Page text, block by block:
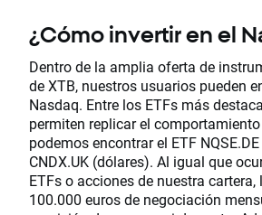
¿Cómo invertir en el
Dentro de la amplia oferta de
de XTB, nuestros usuarios pueden
Nasdaq. Entre los ETFs más
permiten replicar el
podemos encontrar el ETF
CNDX.UK (dólares). Al igual que
ETFs o acciones de nuestra
100.000 euros de negociación